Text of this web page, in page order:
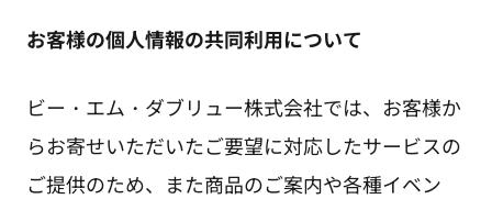
お客様の個人情報の共同利用について
ビー・エム・ダブリュー株式会社では、お客様か
らお寄せいただいたご要望に対応したサービスの
ご提供のため、また商品のご案内や各種イベン